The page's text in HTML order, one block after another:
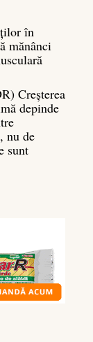
în
mănânci
Creșterea
depinde
nu de
sunt